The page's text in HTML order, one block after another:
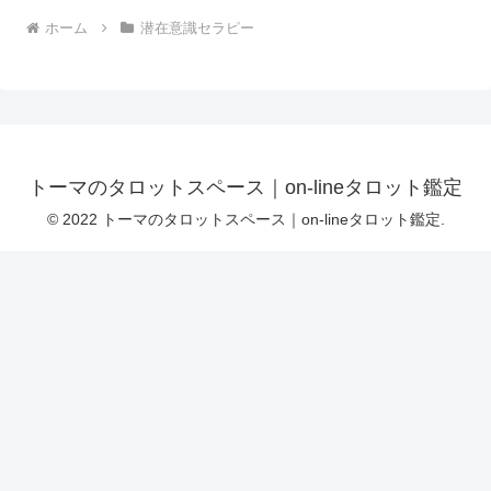
ホーム 潜在意識セラピー
トーマのタロットスペース｜on-lineタロット鑑定
© 2022 トーマのタロットスペース｜on-lineタロット鑑定.